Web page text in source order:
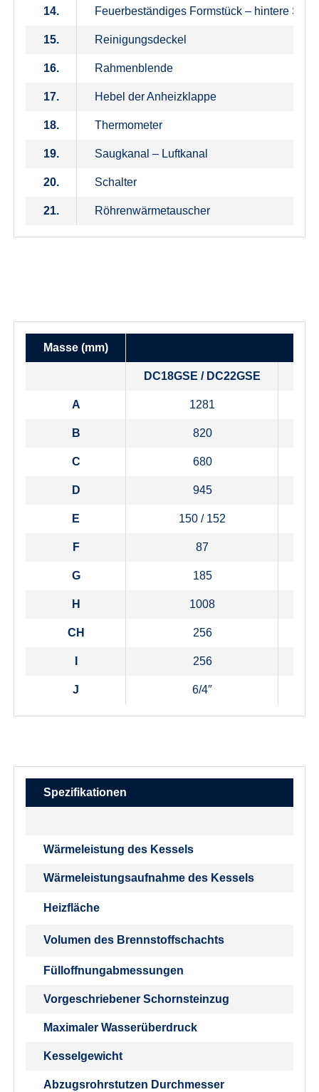
14. Feuerbeständiges Formstück – hintere
15. Reinigungsdeckel
16. Rahmenblende
17. Hebel der Anheizklappe
18. Thermometer
19. Saugkanal – Luftkanal
20. Schalter
21. Röhrenwärmetauscher
Masse (mm)
DC18GSE / DC22GSE
A 1281
B 820
C 680
D 945
E 150 / 152
F 87
G 185
H 1008
CH 256
256
J 6/4″
Spezifikationen
Wärmeleistung des Kessels
Wärmeleistungsaufnahme des Kessels
Heizfläche
Volumen des Brennstoffschachts
Fülloffnungabmessungen
Vorgeschriebener Schornsteinzug
Maximaler Wasserüberdruck
Kesselgewicht
Abzugsrohrstutzen Durchmesser